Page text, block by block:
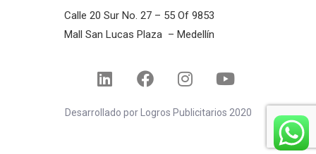
Calle 20 Sur No. 27 – 55 Of 9853
Mall San Lucas Plaza – Medellín
Desarrollado por Logros Publicitarios 2020